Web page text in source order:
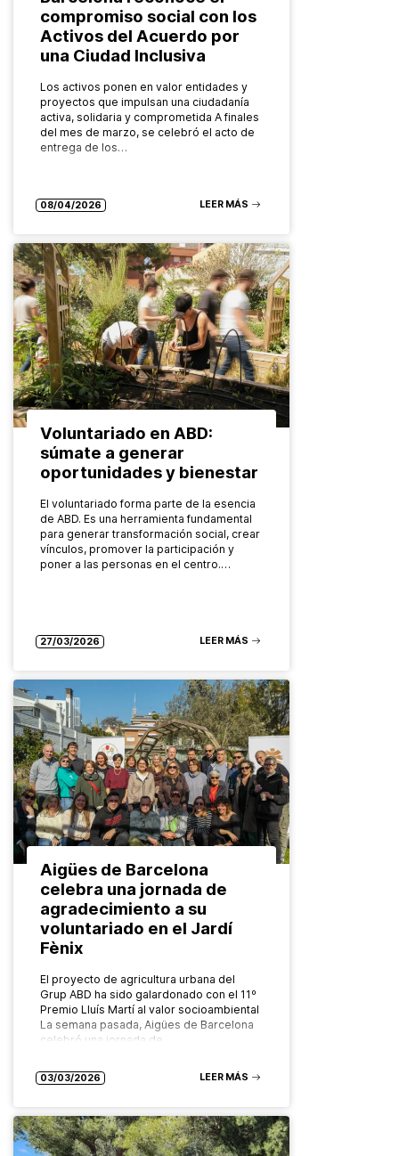
compromiso social con los
Activos del Acuerdo por
una Ciudad Inclusiva
Los activos ponen en valor entidades y
proyectos que impulsan una ciudadanía
activa, solidaria y comprometida A finales
del mes de marzo, se celebró el acto de
entrega de los…
08/04/2026 LEER MÁS
Voluntariado en ABD:
súmate a generar
oportunidades y bienestar
El voluntariado forma parte de la esencia
de ABD. Es una herramienta fundamental
para generar transformación social, crear
vínculos, promover la participación y
poner a las personas en el centro.…
27/03/2026 LEER MÁS
Aigües de Barcelona
celebra una jornada de
agradecimiento a su
voluntariado en el Jardí
Fènix
El proyecto de agricultura urbana del
Grup ABD ha sido galardonado con el 11º
Premio Lluís Martí al valor socioambiental
La semana pasada, Aigües de Barcelona
celebró una jornada de…
03/03/2026 LEER MÁS